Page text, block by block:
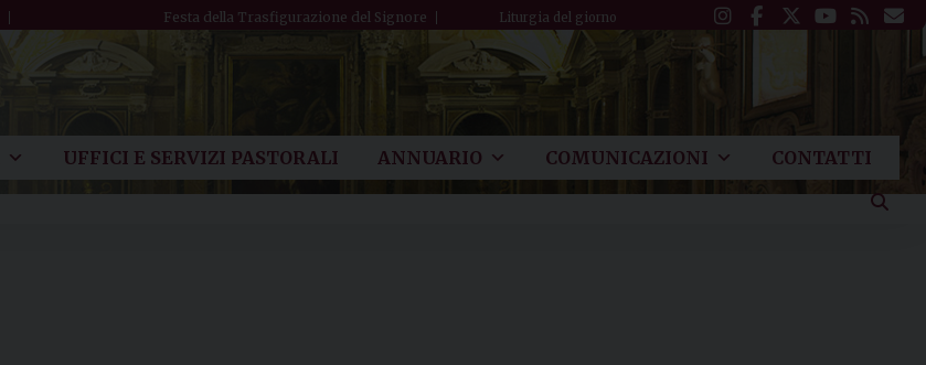
Festa della Trasfigurazione del Signore Liturgia del giorno
UFFICI E SERVIZI PASTORALI ANNUARIO COMUNICAZIONI CONTATTI